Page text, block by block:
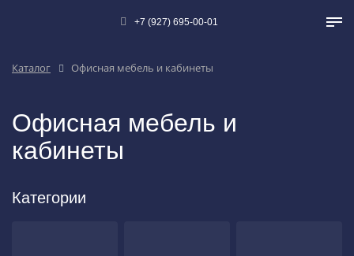
+7 (927) 695-00-01
Каталог Офисная мебель и кабинеты
Офисная мебель и
кабинеты
Категории